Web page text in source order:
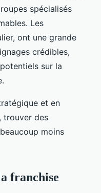
spécialisés
Les
ont une grande
crédibles,
sur la
et en
trouver des
moins
franchise